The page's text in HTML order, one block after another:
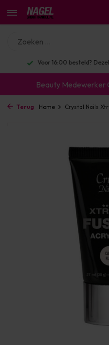
Enorm
Beauty Medewerker
Terug Home Crystal Nails